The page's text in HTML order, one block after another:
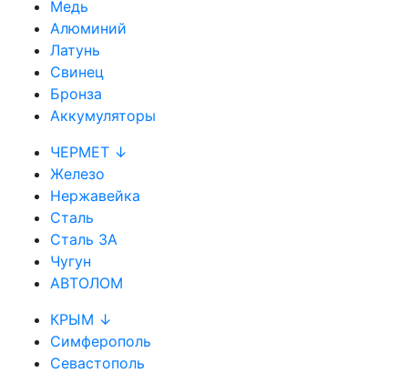
Медь
Алюминий
Латунь
Свинец
Бронза
Аккумуляторы
ЧЕРМЕТ ↓
Железо
Нержавейка
Сталь
Сталь 3А
Чугун
АВТОЛОМ
КРЫМ ↓
Симферополь
Севастополь